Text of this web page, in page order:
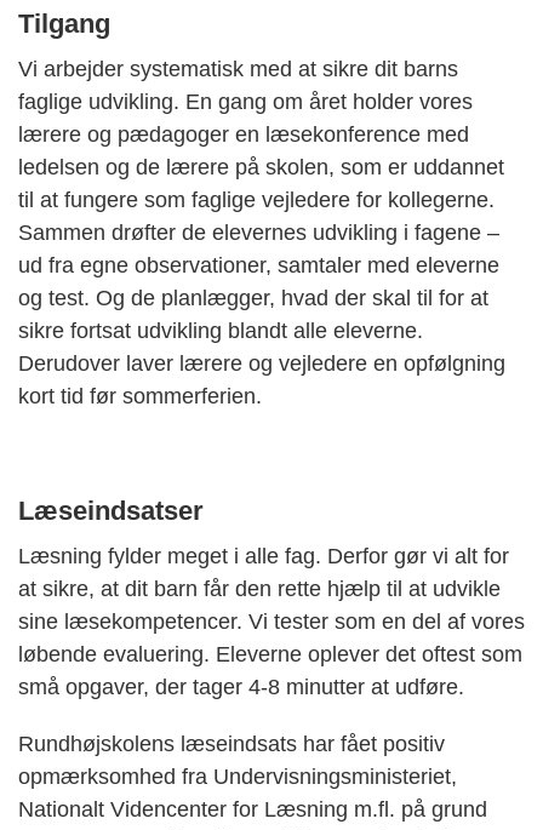
Tilgang
Vi arbejder systematisk med at sikre dit barns
faglige udvikling. En gang om året holder vores
lærere og pædagoger en læsekonference med
ledelsen og de lærere på skolen, som er uddannet
til at fungere som faglige vejledere for kollegerne.
Sammen drøfter de elevernes udvikling i fagene –
ud fra egne observationer, samtaler med eleverne
og test. Og de planlægger, hvad der skal til for at
sikre fortsat udvikling blandt alle eleverne.
Derudover laver lærere og vejledere en opfølgning
kort tid før sommerferien.
Læseindsatser
Læsning fylder meget i alle fag. Derfor gør vi alt for
at sikre, at dit barn får den rette hjælp til at udvikle
sine læsekompetencer. Vi tester som en del af vores
løbende evaluering. Eleverne oplever det oftest som
små opgaver, der tager 4-8 minutter at udføre.
Rundhøjskolens læseindsats har fået positiv
opmærksomhed fra Undervisningsministeriet,
Nationalt Videncenter for Læsning m.fl. på grund